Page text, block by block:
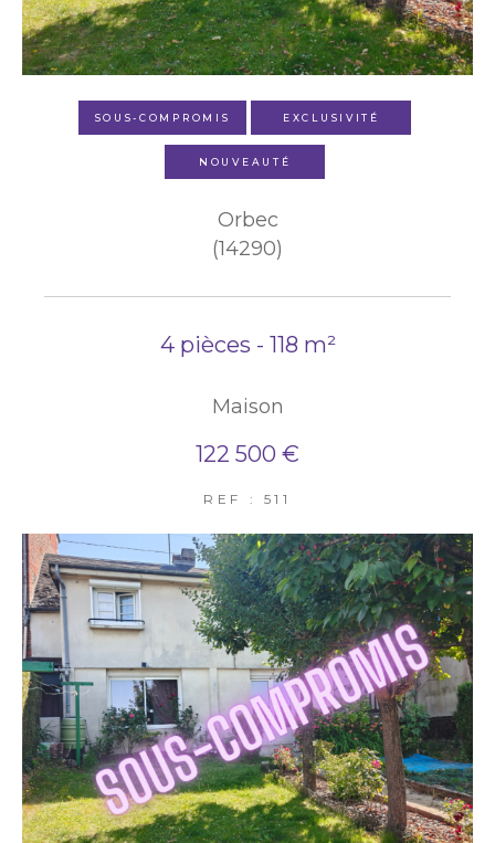
SOUS-COMPROMIS EXCLUSIVITÉ
NOUVEAUTÉ
Orbec
(14290)
4 pièces - 118 m²
Maison
122 500 €
REF : 511